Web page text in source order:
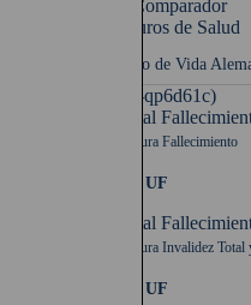
Seguro de Vida
UF (-qp6d61c)
Capital
Cobertura Fallecimiento
2.000 UF
Capital
Cobertura Invalidez Total
2.000 UF